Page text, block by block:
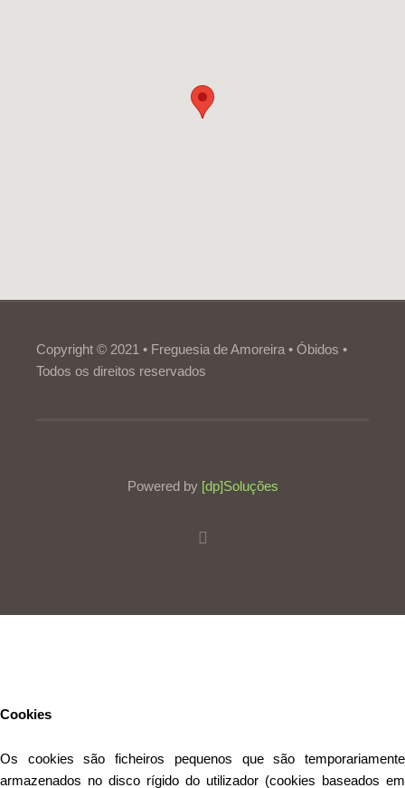
Copyright © 2021 • Freguesia de Amoreira • Óbidos •
Todos os direitos reservados
Powered by [dp]Soluções
Cookies
Os cookies são ficheiros pequenos que são temporariamente
armazenados no disco rígido do utilizador (cookies baseados em